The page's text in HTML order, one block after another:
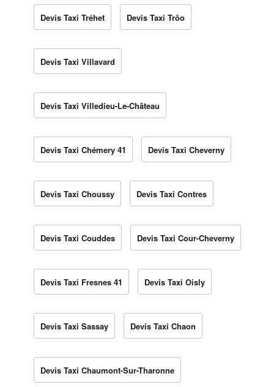
Devis Taxi Tréhet Devis Taxi Trôo
Devis Taxi Villavard
Devis Taxi Villedieu-Le-Château
Devis Taxi Chémery 41 Devis Taxi Cheverny
Devis Taxi Choussy Devis Taxi Contres
Devis Taxi Couddes Devis Taxi Cour-Cheverny
Devis Taxi Fresnes 41 Devis Taxi Oisly
Devis Taxi Sassay Devis Taxi Chaon
Devis Taxi Chaumont-Sur-Tharonne